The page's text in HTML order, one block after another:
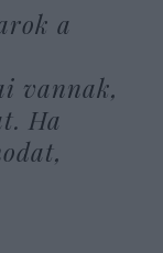
a
vannak,
Ha